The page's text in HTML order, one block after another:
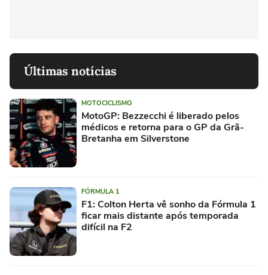
Últimas notícias
MOTOCICLISMO
MotoGP: Bezzecchi é liberado pelos
médicos e retorna para o GP da Grã-
Bretanha em Silverstone
FÓRMULA 1
F1: Colton Herta vê sonho da Fórmula 1
ficar mais distante após temporada
difícil na F2